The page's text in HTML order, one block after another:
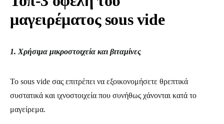
μαγειρέματος sous vide
1. Χρήσιμα μικροστοιχεία και βιταμίνες
Το sous vide σας επιτρέπει να εξοικονομήσετε θρεπτικά
συστατικά και ιχνοστοιχεία που συνήθως χάνονται κατά το
μαγείρεμα.